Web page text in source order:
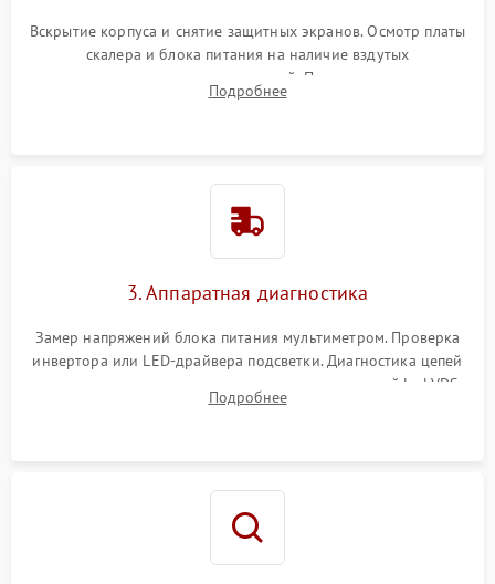
Вскрытие корпуса и снятие защитных экранов. Осмотр платы
скалера и блока питания на наличие вздутых
конденсаторов, прогаров, окислений. Проверка надежности
контактов и целостности шлейфов матрицы.
Подробнее
3. Аппаратная диагностика
Замер напряжений блока питания мультиметром. Проверка
инвертора или LED-драйвера подсветки. Диагностика цепей
питания скалера и тестирование сигналов на шлейфе LVDS
Подробнее